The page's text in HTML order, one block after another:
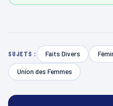
SUJETS : Faits Divers
Union des Femmes